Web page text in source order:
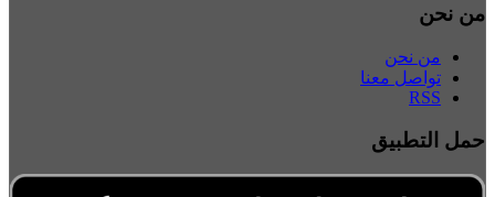
من نحن
من نحن
تواصل معنا
RSS
حمل التطبيق